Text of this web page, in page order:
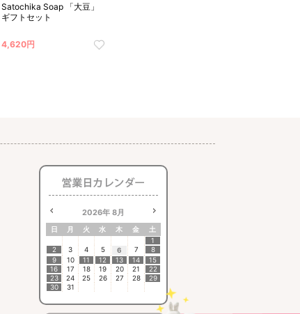
Satochika Soap 「大豆」
ギフトセット
4,620円
2026年 8月
日 月 火 水 木 金
土
1
2
3 4 5 6 7
8
9
10 11 12 13 14
15
16
17 18 19 20 21
22
23
24 25 26 27 28
29
30
31